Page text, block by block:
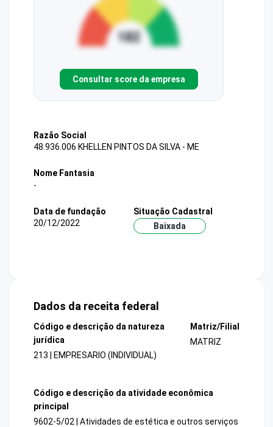
Consultar score da empresa
Razão Social
48.936.006 KHELLEN PINTOS DA SILVA - ME
Nome Fantasia
-
Data de fundação
20/12/2022
Situação Cadastral
Baixada
Dados da receita federal
Código e descrição da natureza
jurídica
213 | EMPRESARIO (INDIVIDUAL)
Matriz/Filial
MATRIZ
Código e descrição da atividade econômica
principal
9602-5/02 | Atividades de estética e outros serviços